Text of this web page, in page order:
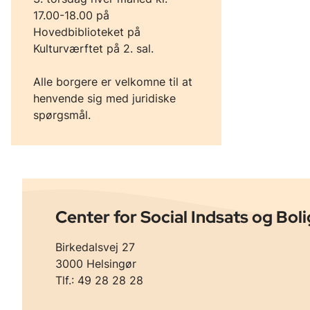
17.00-18.00 på
Hovedbiblioteket på
Kulturværftet på 2. sal.
Alle borgere er velkomne til at
henvende sig med juridiske
spørgsmål.
Center for Social Indsats og
Birkedalsvej 27
3000 Helsingør
Tlf.: 49 28 28 28